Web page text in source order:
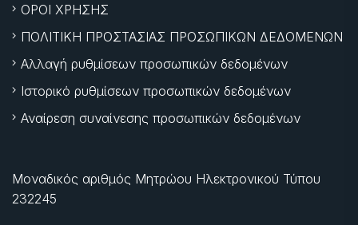
ΟΡΟΙ ΧΡΗΣΗΣ
ΠΟΛΙΤΙΚΗ ΠΡΟΣΤΑΣΙΑΣ ΠΡΟΣΩΠΙΚΩΝ ΔΕΔΟΜΕΝΩΝ
Αλλαγή ρυθμίσεων προσωπικών δεδομένων
Ιστορικό ρυθμίσεων προσωπικών δεδομένων
Αναίρεση συναίνεσης προσωπικών δεδομένων
Μοναδικός αριθμός Μητρώου Ηλεκτρονικού Τύπου
232245